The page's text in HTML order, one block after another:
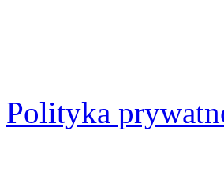
Polityka